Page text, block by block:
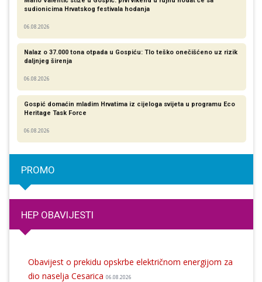
sudionicima Hrvatskog festivala hodanja
06.08.2026
Nalaz o 37.000 tona otpada u Gospiću: Tlo teško onečišćeno uz rizik
daljnjeg širenja
06.08.2026
Gospić domaćin mladim Hrvatima iz cijeloga svijeta u programu Eco
Heritage Task Force
06.08.2026
PROMO
HEP OBAVIJESTI
Obavijest o prekidu opskrbe električnom energijom za
dio naselja Cesarica 06.08.2026